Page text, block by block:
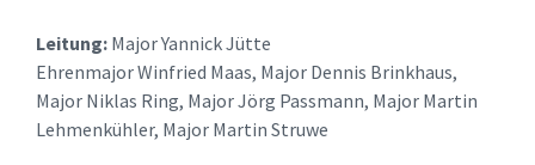
Leitung: Major Yannick Jütte
Ehrenmajor Winfried Maas, Major Dennis Brinkhaus,
Major Niklas Ring, Major Jörg Passmann, Major Martin
Lehmenkühler, Major Martin Struwe